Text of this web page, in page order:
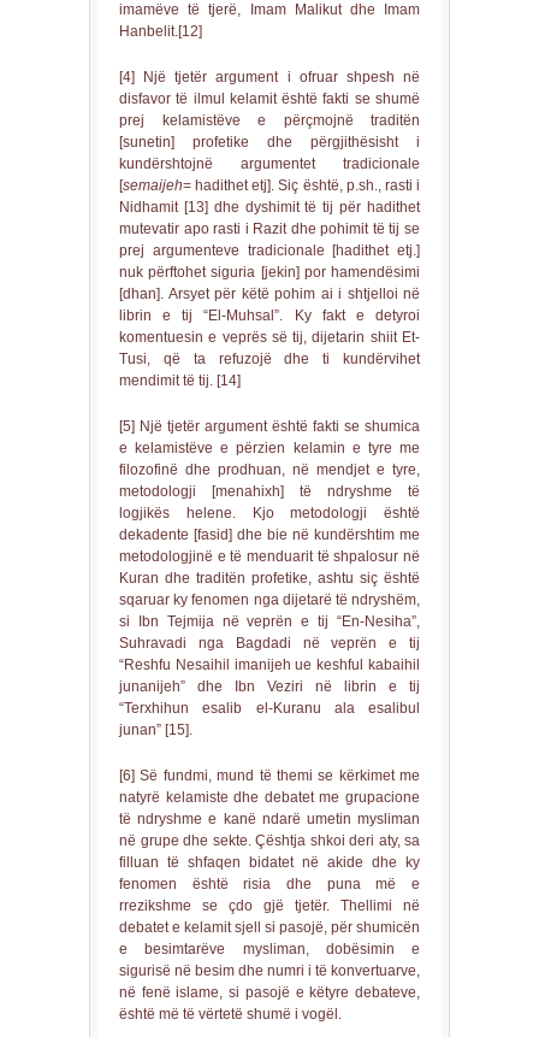
imamëve të tjerë, Imam Malikut dhe Imam
Hanbelit.[12]
[4] Një tjetër argument i ofruar shpesh në
disfavor të ilmul kelamit është fakti se shumë
prej kelamistëve e përçmojnë traditën
[sunetin] profetike dhe përgjithësisht i
kundërshtojnë argumentet tradicionale
[semaijeh= hadithet etj]. Siç është, p.sh., rasti i
Nidhamit [13] dhe dyshimit të tij për hadithet
mutevatir apo rasti i Razit dhe pohimit të tij se
prej argumenteve tradicionale [hadithet etj.]
nuk përftohet siguria [jekin] por hamendësimi
[dhan]. Arsyet për këtë pohim ai i shtjelloi në
librin e tij “El-Muhsal”. Ky fakt e detyroi
komentuesin e veprës së tij, dijetarin shiit Et-
Tusi, që ta refuzojë dhe ti kundërvihet
mendimit të tij. [14]
[5] Një tjetër argument është fakti se shumica
e kelamistëve e përzien kelamin e tyre me
filozofinë dhe prodhuan, në mendjet e tyre,
metodologji [menahixh] të ndryshme të
logjikës helene. Kjo metodologji është
dekadente [fasid] dhe bie në kundërshtim me
metodologjinë e të menduarit të shpalosur në
Kuran dhe traditën profetike, ashtu siç është
sqaruar ky fenomen nga dijetarë të ndryshëm,
si Ibn Tejmija në veprën e tij “En-Nesiha”,
Suhravadi nga Bagdadi në veprën e tij
“Reshfu Nesaihil imanijeh ue keshful kabaihil
junanijeh” dhe Ibn Veziri në librin e tij
“Terxhihun esalib el-Kuranu ala esalibul
junan” [15].
[6] Së fundmi, mund të themi se kërkimet me
natyrë kelamiste dhe debatet me grupacione
të ndryshme e kanë ndarë umetin mysliman
në grupe dhe sekte. Çështja shkoi deri aty, sa
filluan të shfaqen bidatet në akide dhe ky
fenomen është risia dhe puna më e
rrezikshme se çdo gjë tjetër. Thellimi në
debatet e kelamit sjell si pasojë, për shumicën
e besimtarëve mysliman, dobësimin e
sigurisë në besim dhe numri i të konvertuarve,
në fenë islame, si pasojë e këtyre debateve,
është më të vërtetë shumë i vogël.